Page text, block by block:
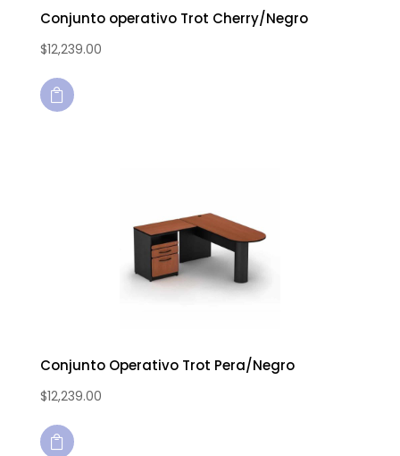
Conjunto operativo Trot Cherry/Negro
$12,239.00

Conjunto Operativo Trot Pera/Negro
$12,239.00
